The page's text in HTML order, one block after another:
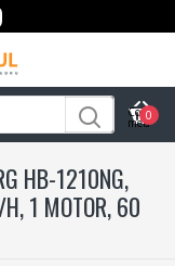
0
HB-1210NG,
1 MOTOR, 60